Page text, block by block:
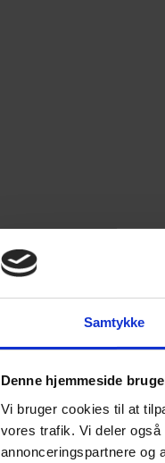
Samtykke
Denne hjemmeside
Vi bruger cookies til at
vores trafik. Vi deler
annonceringspartnere og